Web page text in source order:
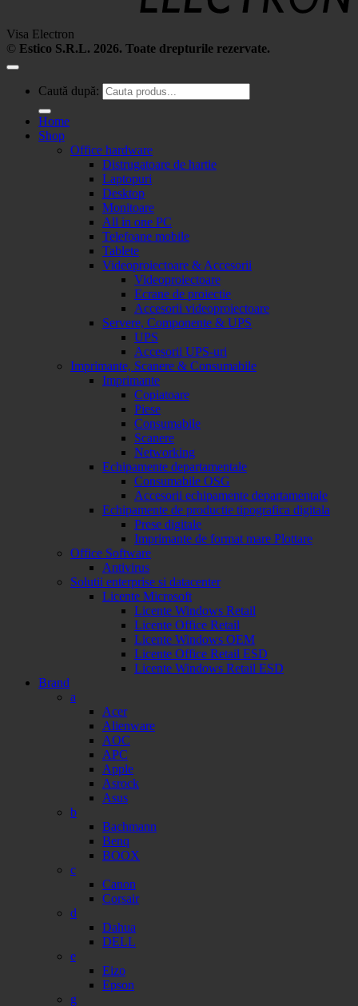
Visa Electron
© Estico S.R.L. 2026. Toate drepturile rezervate.
Caută după:
Home
Shop
Office hardware
Distrugatoare de hartie
Laptopuri
Desktop
Monitoare
All in one PC
Telefoane mobile
Tablete
Videoproiectoare & Accesorii
Videoproiectoare
Ecrane de proiectie
Accesorii videoproiectoare
Servere, Componente & UPS
UPS
Accesorii UPS-uri
Imprimante, Scanere & Consumabile
Imprimante
Copiatoare
Piese
Consumabile
Scanere
Networking
Echipamente departamentale
Consumabile OSG
Accesorii echipamente departamentale
Echipamente de productie tipografica digitala
Prese digitale
Imprimante de format mare Plottare
Office Software
Antivirus
Solutii enterprise si datacenter
Licente Microsoft
Licente Windows Retail
Licente Office Retail
Licente Windows OEM
Licente Office Retail ESD
Licente Windows Retail ESD
Brand
a
Acer
Alienware
AOC
APC
Apple
Asrock
Asus
b
Bachmann
Benq
BOOX
c
Canon
Corsair
d
Dahua
DELL
e
Eizo
Epson
g